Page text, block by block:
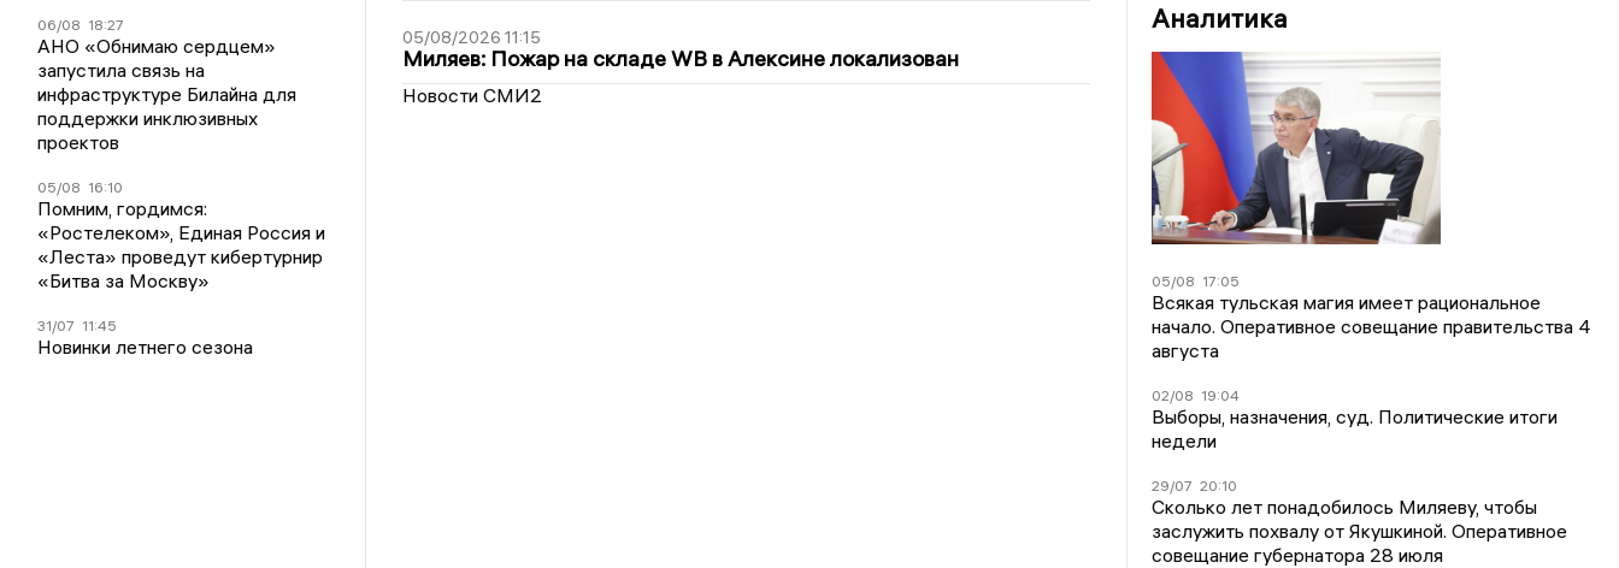
06/08 18:27
АНО «Обнимаю сердцем»
запустила связь на
инфраструктуре Билайна для
поддержки инклюзивных
проектов
05/08 16:10
Помним, гордимся:
«Ростелеком», Единая Россия и
«Леста» проведут кибертурнир
«Битва за Москву»
31/07 11:45
Новинки летнего сезона
05/08/2026 11:15
Миляев: Пожар на складе WB в Алексине локализован
Новости СМИ2
Аналитика
05/08 17:05
Всякая тульская магия имеет рациональное
начало. Оперативное совещание правительства 4
августа
02/08 19:04
Выборы, назначения, суд. Политические итоги
недели
29/07 20:10
Сколько лет понадобилось Миляеву, чтобы
заслужить похвалу от Якушкиной. Оперативное
совещание губернатора 28 июля